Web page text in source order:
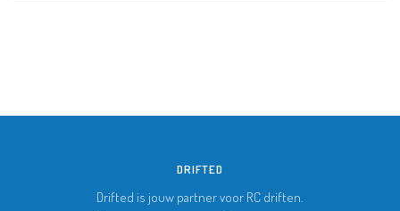
DRIFTED
Drifted is jouw partner voor RC driften.